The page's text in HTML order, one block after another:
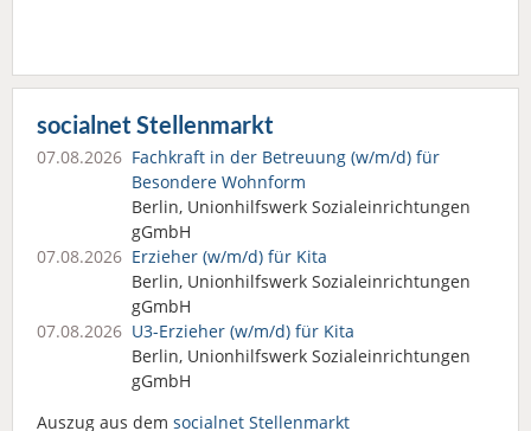
socialnet Stellenmarkt
07.08.2026 Fachkraft in der Betreuung (w/m/d) für
Besondere Wohnform
Berlin, Unionhilfswerk Sozialeinrichtungen
gGmbH
07.08.2026 Erzieher (w/m/d) für Kita
Berlin, Unionhilfswerk Sozialeinrichtungen
gGmbH
07.08.2026 U3-Erzieher (w/m/d) für Kita
Berlin, Unionhilfswerk Sozialeinrichtungen
gGmbH
Auszug aus dem socialnet Stellenmarkt